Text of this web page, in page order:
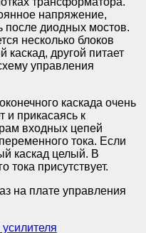
напряжение,
после диодных мостов.
несколько блоков
каскад, другой питает
управления
каскада очень
и прикасаясь к
входных цепей
тока. Если
каскад целый. В
присутствует.
на плате управления